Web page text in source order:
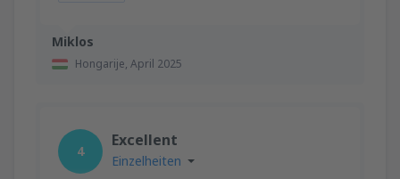
Miklos
Hongarije, April 2025
4
Excellent
Einzelheiten